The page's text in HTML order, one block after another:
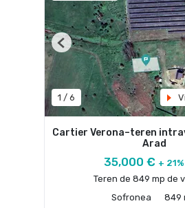
1 / 6
Previous
Cartier Verona–teren
Arad
35,000 € +
Teren de 849 mp de
Sofronea
849